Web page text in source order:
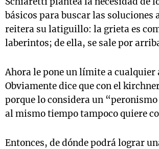
básicos para buscar las soluciones
reitera su latiguillo: la grieta es
laberintos; de ella, se sale por
Ahora le pone un límite a cualquier
Obviamente dice que con el
porque lo considera un
al mismo tiempo tampoco quiere
Entonces, de dónde podrá lograr